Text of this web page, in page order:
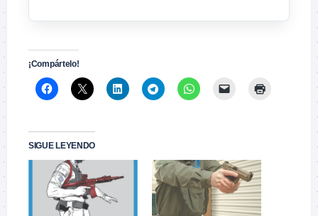
¡Compártelo!
SIGUE LEYENDO